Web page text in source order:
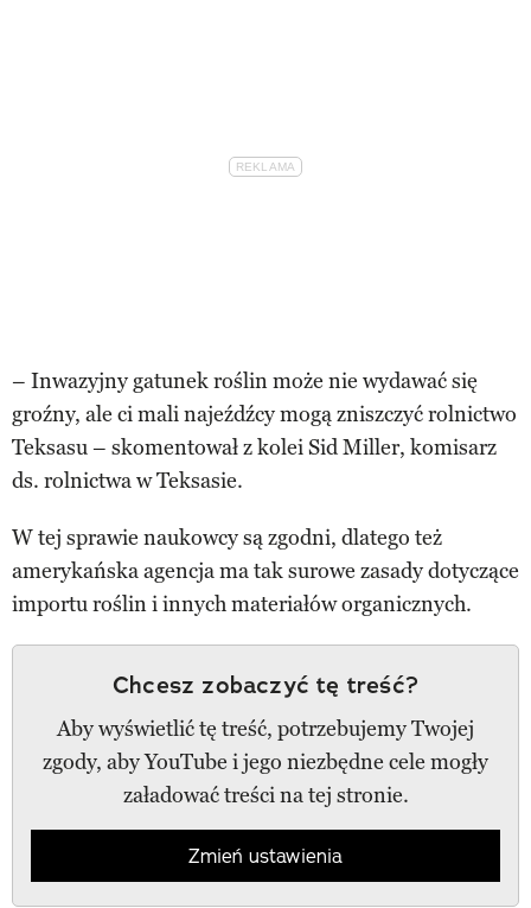
– Inwazyjny gatunek roślin może nie wydawać się
groźny, ale ci mali najeźdźcy mogą zniszczyć rolnictwo
Teksasu – skomentował z kolei Sid Miller, komisarz
ds. rolnictwa w Teksasie.
W tej sprawie naukowcy są zgodni, dlatego też
amerykańska agencja ma tak surowe zasady dotyczące
importu roślin i innych materiałów organicznych.
Chcesz zobaczyć tę treść?
Aby wyświetlić tę treść, potrzebujemy Twojej
zgody, aby YouTube i jego niezbędne cele mogły
załadować treści na tej stronie.
Zmień ustawienia